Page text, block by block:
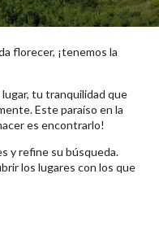
florecer, ¡tenemos la
tu tranquilidad que
Este paraíso en la
es encontrarlo!
y refine su búsqueda.
los lugares con los que